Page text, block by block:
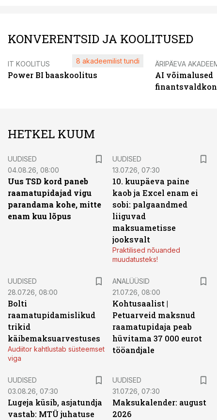
KONVERENTSID JA KOOLITUSED
IT KOOLITUS
Power BI baaskoolitus
8 akadeemilist tundi ÄRIPÄEVA
AI võimalused
HETKEL KUUM
UUDISED
04.08.26, 08:00
Uus TSD kord paneb
raamatupidajad vigu
parandama kohe, mitte
enam kuu lõpus
UUDISED
13.07.26, 07:30
10. kuupäeva paine
kaob ja Excel enam ei
sobi: palgaandmed
liiguvad
maksuametisse
jooksvalt
Praktilised nõuanded
muudatusteks!
UUDISED
28.07.26, 08:00
Bolti
raamatupidamislikud
trikid
käibemaksuarvestuses
Audiitor kahtlustab süsteemset
viga
ANALÜÜSID
21.07.26, 08:00
Kohtusaalist |
Petuarveid maksnud
raamatupidaja peab
hüvitama 37 000 eurot
tööandjale
UUDISED
03.08.26, 07:30
Lugeja küsib, asjatundja
vastab: MTÜ juhatuse
UUDISED
31.07.26, 07:30
Maksukalender: august
2026